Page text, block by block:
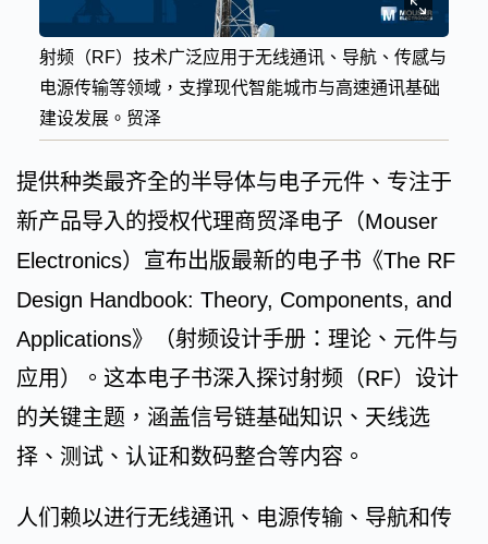
射频（RF）技术广泛应用于无线通讯、导航、传感与
电源传输等领域，支撑现代智能城市与高速通讯基础
建设发展。贸泽
提供种类最齐全的半导体与电子元件、专注于
新产品导入的授权代理商贸泽电子（Mouser
Electronics）宣布出版最新的电子书《The RF
Design Handbook: Theory, Components, and
Applications》（射频设计手册：理论、元件与
应用）。这本电子书深入探讨射频（RF）设计
的关键主题，涵盖信号链基础知识、天线选
择、测试、认证和数码整合等内容。
人们赖以进行无线通讯、电源传输、导航和传